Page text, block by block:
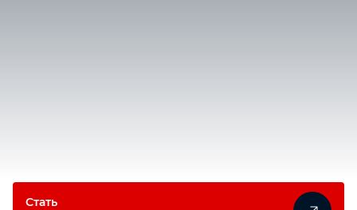
Стать